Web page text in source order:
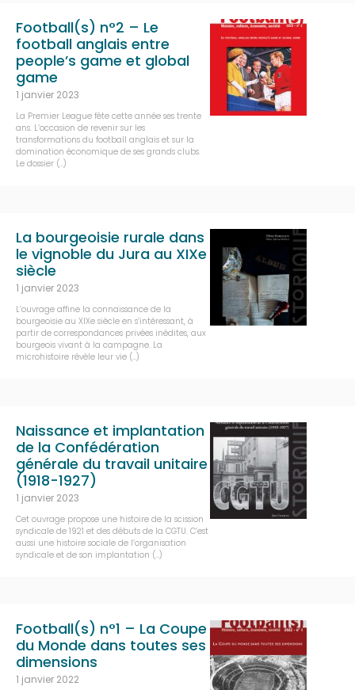
Football(s) n°2 – Le
football anglais entre
people’s game et global
game
1 janvier 2023
La Premier League fête cette année ses trente
ans. L’occasion de revenir sur les
transformations du football anglais et sur la
domination économique de ses grands clubs.
Le dossier (…)
La bourgeoisie rurale dans
le vignoble du Jura au XIXe
siècle
1 janvier 2023
L’ouvrage affine la connaissance de la
bourgeoisie au XIXe siècle en s’intéressant, à
partir de correspondances privées inédites, aux
bourgeois vivant à la campagne. La
microhistoire révèle leur vie (…)
Naissance et implantation
de la Confédération
générale du travail unitaire
(1918-1927)
1 janvier 2023
Cet ouvrage propose une histoire de la scission
syndicale de 1921 et des débuts de la CGTU. C’est
aussi une histoire sociale de l’organisation
syndicale et de son implantation (…)
Football(s) n°1 – La Coupe
du Monde dans toutes ses
dimensions
1 janvier 2022